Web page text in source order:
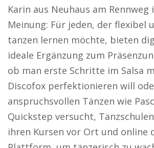
Karin aus Neuhaus am Rennweg
Meinung: Für jeden, der flexibel
tanzen lernen möchte, bieten
ideale Ergänzung zum
ob man erste Schritte im Salsa
Discofox perfektionieren will
anspruchsvollen Tänzen wie
Quickstep versucht,
ihren Kursen vor Ort und online